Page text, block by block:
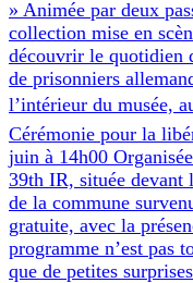
» Animée par deux
collection mise en
découvrir le quotidien
de prisonniers
l’intérieur du musée,
Cérémonie pour la
juin à 14h00
39th IR, située devant
de la commune
gratuite, avec la
programme n’est pas
que de petites